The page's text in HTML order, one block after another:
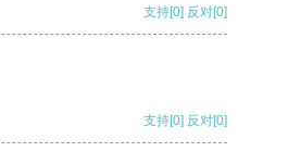
支持[0] 反对[0]
支持[0] 反对[0]